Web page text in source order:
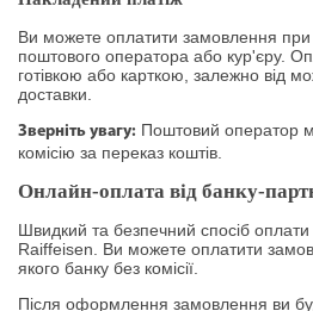
Ви можете оплатити замовлення при
поштового оператора або кур'єру.
готівкою або карткою, залежно від
доставки.
Зверніть увагу: Поштовий оператор
комісію за переказ коштів.
Онлайн-оплата від банку-
Швидкий та безпечний спосіб
Raiffeisen. Ви можете оплатити
якого банку без комісії.
Після оформлення замовлення ви